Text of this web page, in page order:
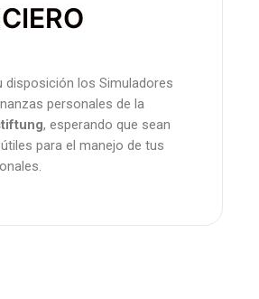
disposición los Simuladores
personales de la
, esperando que sean
para el manejo de tus